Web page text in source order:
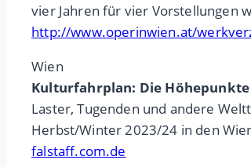
vier Jahren für vier Vorstellungen
http://www.operinwien.at/
Wien
Kulturfahrplan: Die
Laster, Tugenden und andere
Herbst/Winter 2023/24 in den
falstaff.com.de